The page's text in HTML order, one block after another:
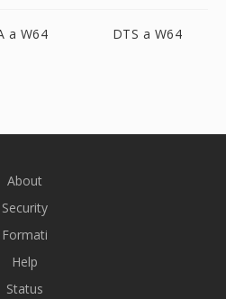
a W64 DTS a W64
About
Security
Formati
Help
Status